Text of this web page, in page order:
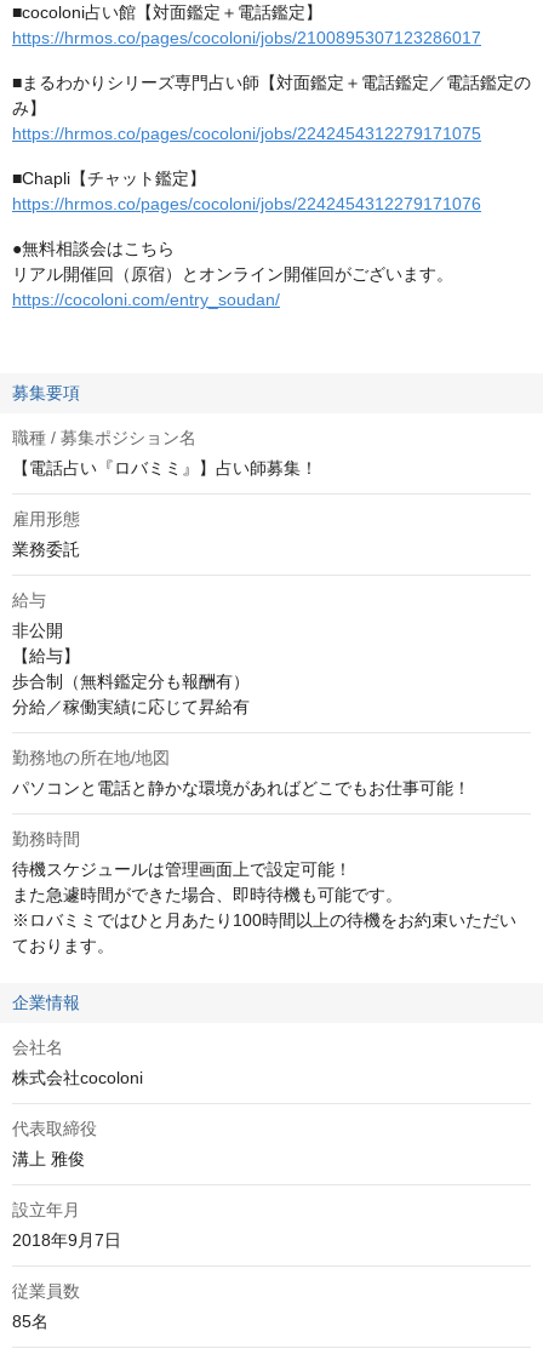
■cocoloni占い館【対面鑑定＋電話鑑定】
https://hrmos.co/pages/cocoloni/jobs/2100895307123286017
■まるわかりシリーズ専門占い師【対面鑑定＋電話鑑定／電話鑑定の
み】
https://hrmos.co/pages/cocoloni/jobs/2242454312279171075
■Chapli【チャット鑑定】
https://hrmos.co/pages/cocoloni/jobs/2242454312279171076
●無料相談会はこちら
リアル開催回（原宿）とオンライン開催回がございます。
https://cocoloni.com/entry_soudan/
募集要項
職種 / 募集ポジション名
【電話占い『ロバミミ』】占い師募集！
雇用形態
業務委託
給与
非公開
【給与】
歩合制（無料鑑定分も報酬有）
分給／稼働実績に応じて昇給有
勤務地の所在地/地図
パソコンと電話と静かな環境があればどこでもお仕事可能！
勤務時間
待機スケジュールは管理画面上で設定可能！
また急遽時間ができた場合、即時待機も可能です。
※ロバミミではひと月あたり100時間以上の待機をお約束いただい
ております。
企業情報
会社名
株式会社cocoloni
代表取締役
溝上 雅俊
設立年月
2018年9月7日
従業員数
85名